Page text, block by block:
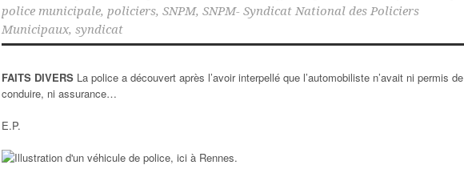
police municipale, policiers, SNPM, SNPM- Syndicat National des Policiers
Municipaux, syndicat
FAITS DIVERS La police a découvert après l’avoir interpellé que l’automobiliste n’avait ni permis de
conduire, ni assurance…
E.P.